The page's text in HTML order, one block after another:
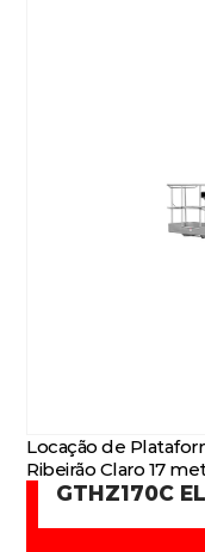
Locação de
Ribeirão Claro 17
GTHZ170C